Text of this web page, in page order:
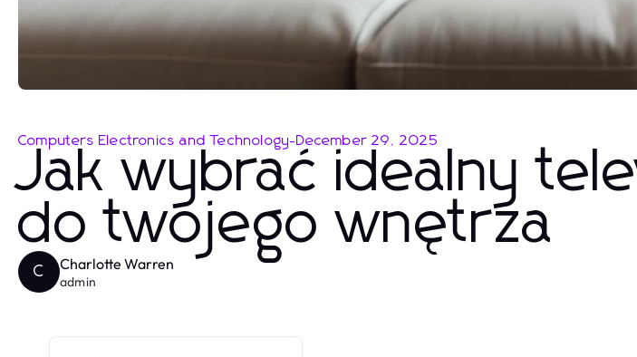
Computers Electronics and Technology-December 29, 2025
Jak wybrać idealny
do twojego wnętrza
C Charlotte Warren
admin